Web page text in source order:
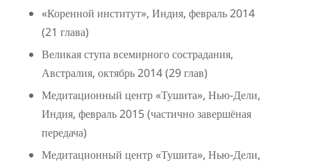
«Коренной институт», Индия, февраль 2014
(21 глава)
Великая ступа всемирного сострадания,
Австралия, октябрь 2014 (29 глав)
Медитационный центр «Тушита», Нью-Дели,
Индия, февраль 2015 (частично завершёная
передача)
Медитационный центр «Тушита», Нью-Дели,